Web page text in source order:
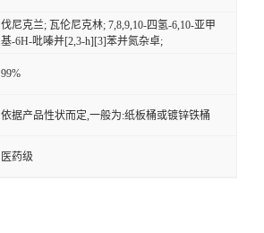
伐尼克兰; 瓦伦尼克林; 7,8,9,10-四氢-6,10-亚甲
基-6H-吡嗪并[2,3-h][3]苯并氮杂卓;
99%
依据产品性状而定,一般为:纸板桶或镀锌铁桶
医药级